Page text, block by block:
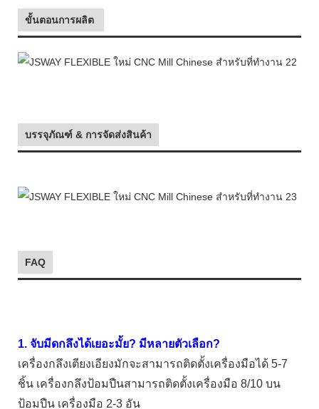
ขั้นตอนการผลิต
บรรจุภัณฑ์ & การจัดส่งสินค้า
FAQ
1. จับมีดกลึงได้เยอะมั้ย? มีหลายตัวเลือก?
เครื่องกลึงเตียงเอียงมักจะสามารถติดตั้งเครื่องมือได้ 5-7
ชิ้น เครื่องกลึงป้อมปืนสามารถติดตั้งเครื่องมือ 8/10 บน
ป้อมปืน เครื่องมือ 2-3 อัน